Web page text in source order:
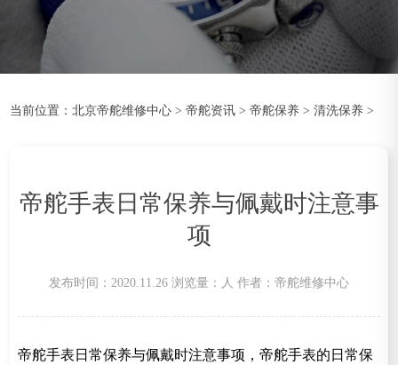
当前位置：北京帝舵维修中心 >帝舵资讯 >帝舵保养 >清洗保养 >
帝舵手表日常保养与佩戴时注意事
项
发布时间：2020.11.26 浏览量： 人 作者：帝舵维修中心
帝舵手表日常保养与佩戴时注意事项，帝舵手表的日常保